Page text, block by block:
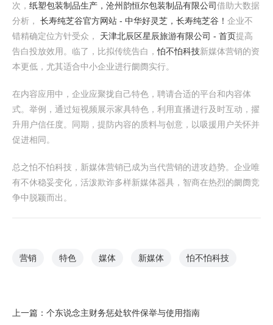
次， 纸塑包装制品生产，沧州韵恒尔包装制品有限公司借助大数据
分析， 长寿纯芝谷官方网站 - 中华好灵芝，长寿纯芝谷！ 企业不
错精确定位方针受众， 天津北辰区星辰旅游有限公司 - 首页提高
告白投放效用。临了，比拟传统告白，怕不怕科技新媒体营销的资
本更低，尤其适合中小企业进行阛阓实行。
在内容应用中，企业应聚拢自己特色，聘请合适的平台和内容体
式。举例，通过短视频展示家具特色，利用直播进行及时互动，擢
升用户信任度。同期，提防内容的质料与创意，以吸援用户关怀并
促进相同。
总之怕不怕科技，新媒体营销已成为当代营销的进攻趋势。企业唯
有不休稳妥变化，活泼欺诈多样新媒体器具，智商在热烈的阛阓竞
争中脱颖而出。
营销 特色 媒体 新媒体 怕不怕科技
上一篇： 个东说念主财务惩处软件保举与使用指南